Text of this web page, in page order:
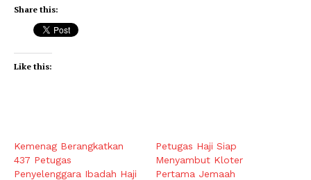
Share this:
Like this:
Kemenag Berangkatkan
437 Petugas
Penyelenggara Ibadah Haji
Petugas Haji Siap
Menyambut Kloter
Pertama Jemaah